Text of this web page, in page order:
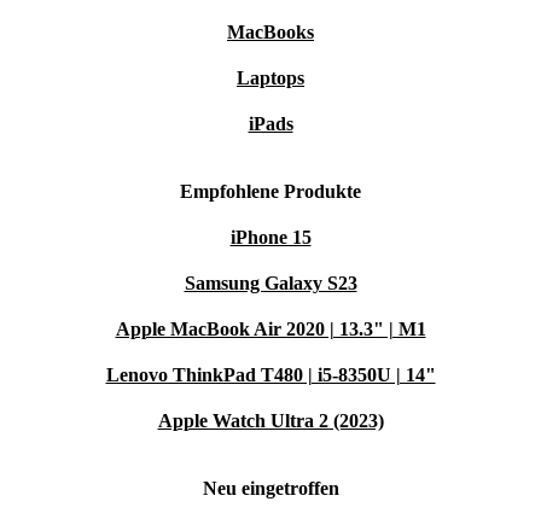
MacBooks
Laptops
iPads
Empfohlene Produkte
iPhone 15
Samsung Galaxy S23
Apple MacBook Air 2020 | 13.3" | M1
Lenovo ThinkPad T480 | i5-8350U | 14"
Apple Watch Ultra 2 (2023)
Neu eingetroffen